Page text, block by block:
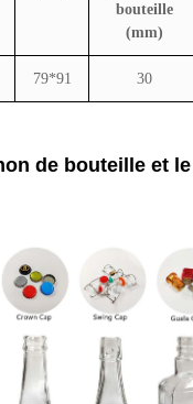
bouteille
(mm)
79*91 30
de bouteille et